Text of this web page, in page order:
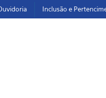
Inclusão e